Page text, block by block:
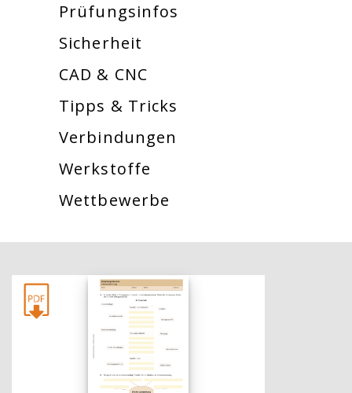
Prüfungsinfos
Sicherheit
CAD & CNC
Tipps & Tricks
Verbindungen
Werkstoffe
Wettbewerbe
[Cocoon] About (Text with Image) überspringen